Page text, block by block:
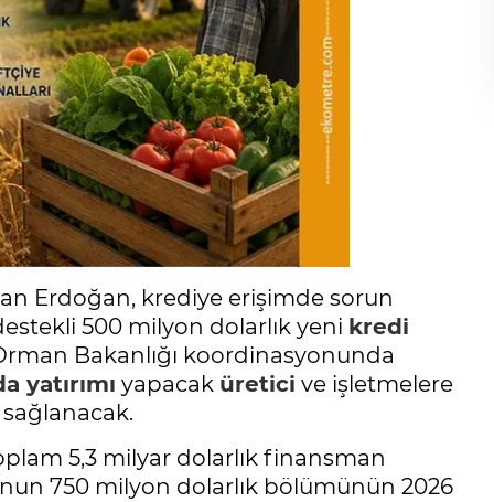
Erdoğan, krediye erişimde sorun
500 milyon dolarlık yeni kredi
Bakanlığı koordinasyonunda
yatırımı yapacak üretici ve işletmelere
5,3 milyar dolarlık finansman
750 milyon dolarlık bölümünün 2026